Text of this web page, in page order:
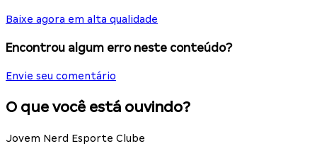
Baixe agora em alta qualidade
Encontrou algum erro neste conteúdo?
Envie seu comentário
O que você está ouvindo?
Jovem Nerd Esporte Clube